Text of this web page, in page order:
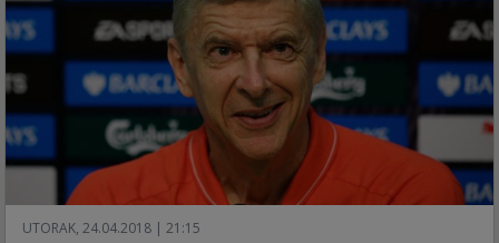
UTORAK, 24.04.2018 | 21:15